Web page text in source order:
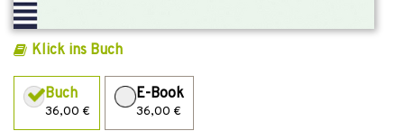
Klick ins Buch
Buch
36,00 €
E-Book
36,00 €